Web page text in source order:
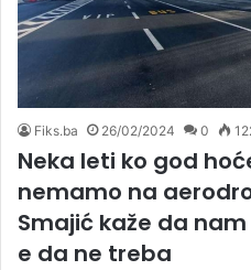
Fiks.ba 26/02/2024 0
Neka leti ko god
nemamo na
Smajić kaže da nam
e da ne treba